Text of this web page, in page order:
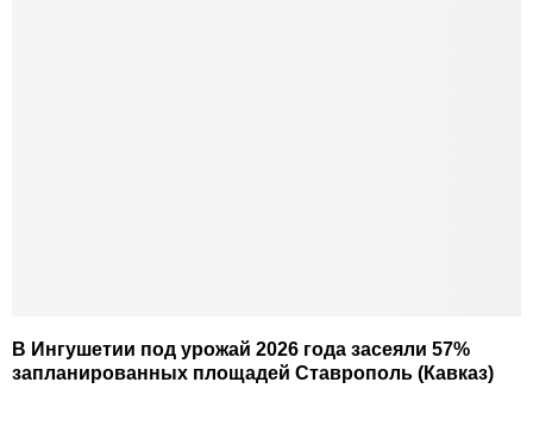
В Ингушетии под урожай 2026 года засеяли 57%
запланированных площадей Ставрополь (Кавказ)